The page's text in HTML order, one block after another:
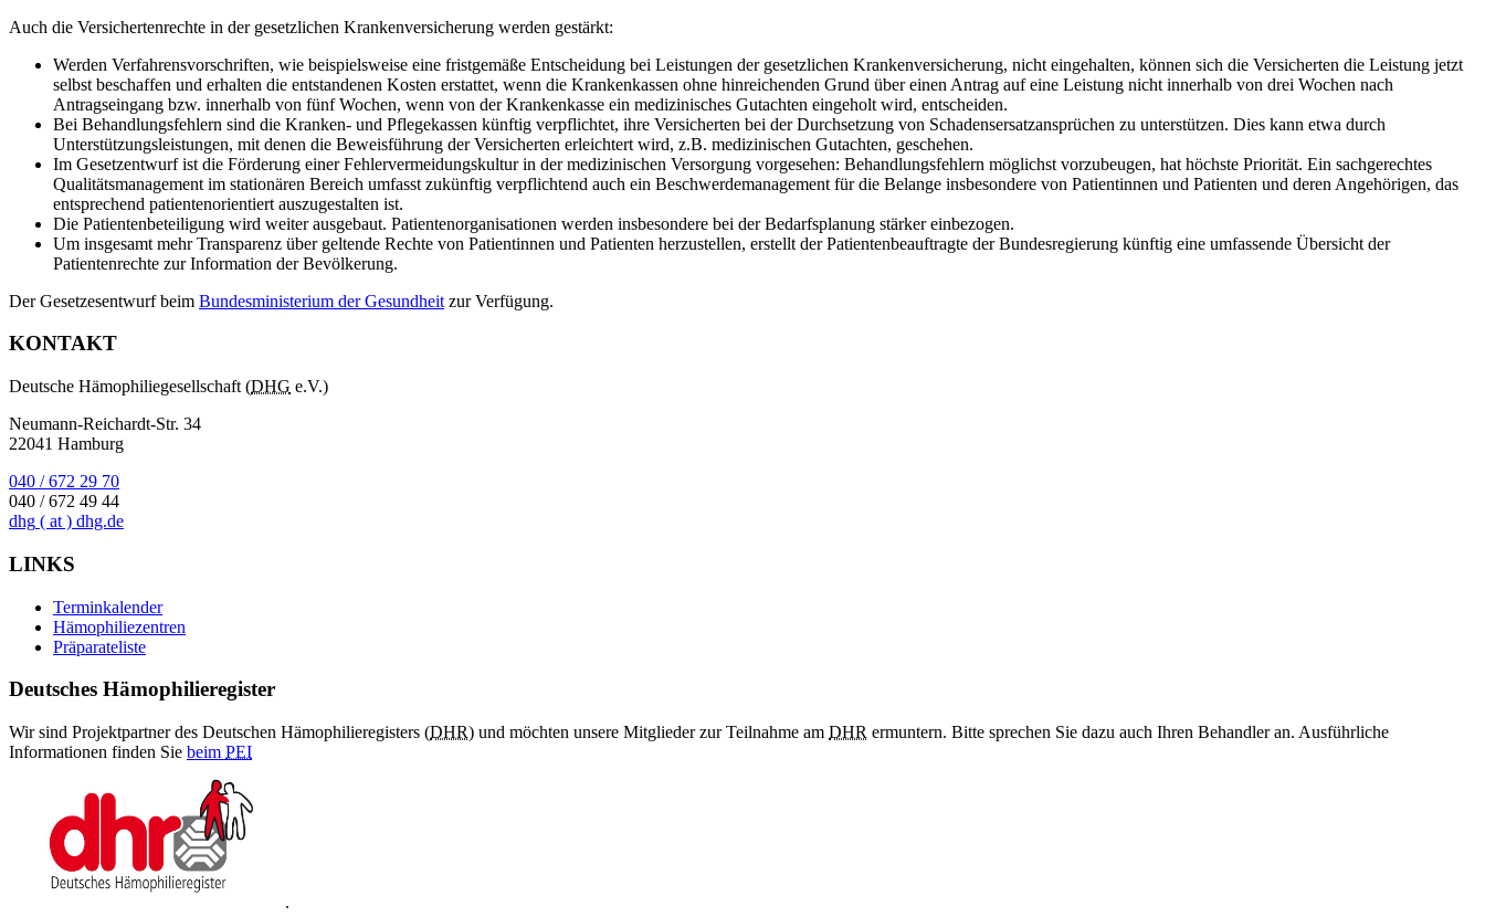
Auch die Versichertenrechte in der gesetzlichen Krankenversicherung werden gestärkt:
Werden Verfahrensvorschriften, wie beispielsweise eine fristgemäße Entscheidung bei Leistungen der gesetzlichen Krankenversicherung, nicht eingehalten, können sich die Versicherten die Leistung jetzt
selbst beschaffen und erhalten die entstandenen Kosten erstattet, wenn die Krankenkassen ohne hinreichenden Grund über einen Antrag auf eine Leistung nicht innerhalb von drei Wochen nach
Antragseingang bzw. innerhalb von fünf Wochen, wenn von der Krankenkasse ein medizinisches Gutachten eingeholt wird, entscheiden.
Bei Behandlungsfehlern sind die Kranken- und Pflegekassen künftig verpflichtet, ihre Versicherten bei der Durchsetzung von Schadensersatzansprüchen zu unterstützen. Dies kann etwa durch
Unterstützungsleistungen, mit denen die Beweisführung der Versicherten erleichtert wird, z.B. medizinischen Gutachten, geschehen.
Im Gesetzentwurf ist die Förderung einer Fehlervermeidungskultur in der medizinischen Versorgung vorgesehen: Behandlungsfehlern möglichst vorzubeugen, hat höchste Priorität. Ein sachgerechtes
Qualitätsmanagement im stationären Bereich umfasst zukünftig verpflichtend auch ein Beschwerdemanagement für die Belange insbesondere von Patientinnen und Patienten und deren Angehörigen, das
entsprechend patientenorientiert auszugestalten ist.
Die Patientenbeteiligung wird weiter ausgebaut. Patientenorganisationen werden insbesondere bei der Bedarfsplanung stärker einbezogen.
Um insgesamt mehr Transparenz über geltende Rechte von Patientinnen und Patienten herzustellen, erstellt der Patientenbeauftragte der Bundesregierung künftig eine umfassende Übersicht der
Patientenrechte zur Information der Bevölkerung.
Der Gesetzesentwurf beim Bundesministerium der Gesundheit zur Verfügung.
KONTAKT
Deutsche Hämophiliegesellschaft (DHG e.V.)
Neumann-Reichardt-Str. 34
22041 Hamburg
040 / 672 29 70
040 / 672 49 44
dhg ( at ) dhg.de
LINKS
Terminkalender
Hämophiliezentren
Präparateliste
Deutsches Hämophilieregister
Wir sind Projektpartner des Deutschen Hämophilieregisters (DHR) und möchten unsere Mitglieder zur Teilnahme am DHR ermuntern. Bitte sprechen Sie dazu auch Ihren Behandler an. Ausführliche
Informationen finden Sie beim PEI
.